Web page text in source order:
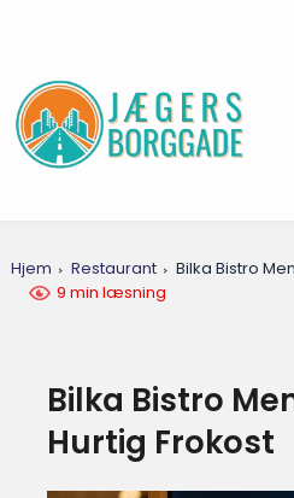
Hjem Restaurant
Bilka Bistro
9 min læsning
Bilka Bistro
Hurtig Frokost